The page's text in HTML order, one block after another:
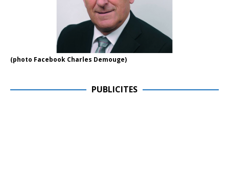
(photo Facebook Charles Demouge)
PUBLICITES